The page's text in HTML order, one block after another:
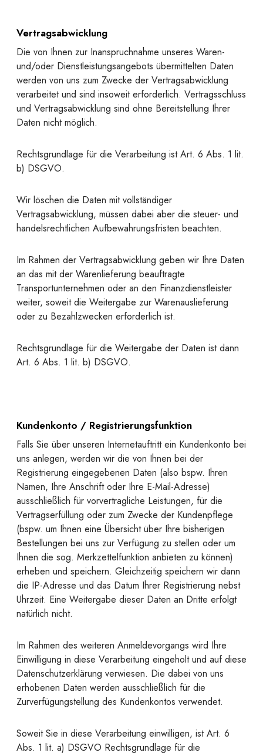
Vertragsabwicklung
Die von Ihnen zur Inanspruchnahme unseres Waren-
und/oder Dienstleistungsangebots übermittelten Daten
werden von uns zum Zwecke der Vertragsabwicklung
verarbeitet und sind insoweit erforderlich. Vertragsschluss
und Vertragsabwicklung sind ohne Bereitstellung Ihrer
Daten nicht möglich.
Rechtsgrundlage für die Verarbeitung ist Art. 6 Abs. 1 lit.
b) DSGVO.
Wir löschen die Daten mit vollständiger
Vertragsabwicklung, müssen dabei aber die steuer- und
handelsrechtlichen Aufbewahrungsfristen beachten.
Im Rahmen der Vertragsabwicklung geben wir Ihre Daten
an das mit der Warenlieferung beauftragte
Transportunternehmen oder an den Finanzdienstleister
weiter, soweit die Weitergabe zur Warenauslieferung
oder zu Bezahlzwecken erforderlich ist.
Rechtsgrundlage für die Weitergabe der Daten ist dann
Art. 6 Abs. 1 lit. b) DSGVO.
Kundenkonto / Registrierungsfunktion
Falls Sie über unseren Internetauftritt ein Kundenkonto bei
uns anlegen, werden wir die von Ihnen bei der
Registrierung eingegebenen Daten (also bspw. Ihren
Namen, Ihre Anschrift oder Ihre E-Mail-Adresse)
ausschließlich für vorvertragliche Leistungen, für die
Vertragserfüllung oder zum Zwecke der Kundenpflege
(bspw. um Ihnen eine Übersicht über Ihre bisherigen
Bestellungen bei uns zur Verfügung zu stellen oder um
Ihnen die sog. Merkzettelfunktion anbieten zu können)
erheben und speichern. Gleichzeitig speichern wir dann
die IP-Adresse und das Datum Ihrer Registrierung nebst
Uhrzeit. Eine Weitergabe dieser Daten an Dritte erfolgt
natürlich nicht.
Im Rahmen des weiteren Anmeldevorgangs wird Ihre
Einwilligung in diese Verarbeitung eingeholt und auf diese
Datenschutzerklärung verwiesen. Die dabei von uns
erhobenen Daten werden ausschließlich für die
Zurverfügungstellung des Kundenkontos verwendet.
Soweit Sie in diese Verarbeitung einwilligen, ist Art. 6
Abs. 1 lit. a) DSGVO Rechtsgrundlage für die